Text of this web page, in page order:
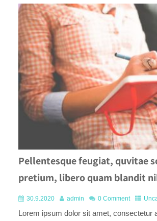
Pellentesque feugiat, quvitae
pretium, libero quam blandit
30.9.2020 admin 0 Comment
Lorem ipsum dolor sit amet, consectetur